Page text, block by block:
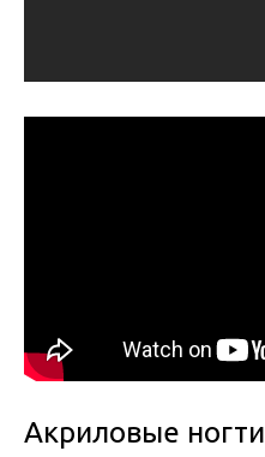
Акриловые ногти